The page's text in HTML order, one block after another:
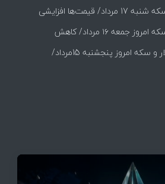
و جزئیات
قیمت‌ها افزایشی
قیمت طلا و سکه امروز جمعه ۱۶ مرداد/ کاهش
و جزییات
قیمت طلا، دلار و سکه امروز پنجشنبه 15مرداد/